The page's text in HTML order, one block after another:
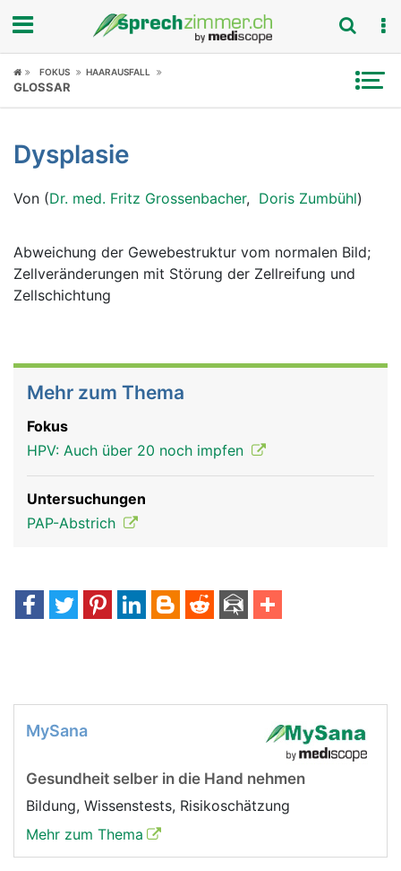
Fokus
Symptome
Untersuchungen
News
Ratgeber
FOKUS HAARAUSFALL
GLOSSAR
Dysplasie
Von (Dr. med. Fritz Grossenbacher, Doris Zumbühl)
Abweichung der Gewebestruktur vom normalen Bild;
Zellveränderungen mit Störung der Zellreifung und
Zellschichtung
Mehr zum Thema
Fokus
HPV: Auch über 20 noch impfen
Untersuchungen
PAP-Abstrich
MySana
Gesundheit selber in die Hand nehmen
Bildung, Wissenstests, Risikoschätzung
Mehr zum Thema